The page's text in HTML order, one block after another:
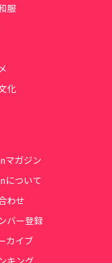
服
化
マガジン
について
わせ
バー登録
カイブ
キング